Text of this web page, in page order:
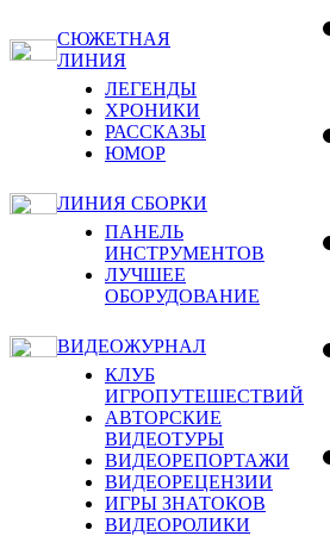
СЮЖЕТНАЯ
ЛИНИЯ
ЛЕГЕНДЫ
ХРОНИКИ
РАССКАЗЫ
ЮМОР
ЛИНИЯ СБОРКИ
ПАНЕЛЬ
ИНСТРУМЕНТОВ
ЛУЧШЕЕ
ОБОРУДОВАНИЕ
ВИДЕОЖУРНАЛ
КЛУБ
ИГРОПУТЕШЕСТВИЙ
АВТОРСКИЕ
ВИДЕОТУРЫ
ВИДЕОРЕПОРТАЖИ
ВИДЕОРЕЦЕНЗИИ
ИГРЫ ЗНАТОКОВ
ВИДЕОРОЛИКИ